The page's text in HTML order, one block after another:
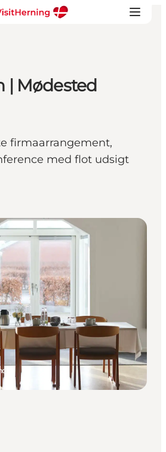
| Mødested
firmaarrangement,
med flot udsigt